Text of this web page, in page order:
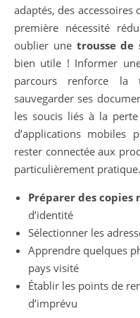
adaptés, des
première nécessité
oublier une trousse de
bien utile ! Informer
parcours renforce la
sauvegarder ses
les soucis liés à la
d’applications mobiles
rester connectée aux
particulièrement pratique.
Préparer des copies
d’identité
Sélectionner les
Apprendre quelques
pays visité
Établir les points de
d’imprévu